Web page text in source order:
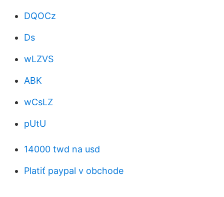
DQOCz
Ds
wLZVS
ABK
wCsLZ
pUtU
14000 twd na usd
Platiť paypal v obchode